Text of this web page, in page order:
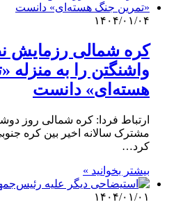
۱۴۰۴/۰۱/۰۴
کره شمالی رزمایش
واشنگتن را به منزله
هسته‌ای» دانست
ارتباط فردا: کره شمالی روز
مشترک سالانه اخیر بین کره
کرد…
بیشتر بخوانید »
۱۴۰۴/۰۱/۰۱